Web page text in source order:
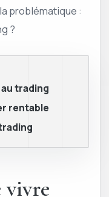
problématique :
?
trading
rentable
vivre